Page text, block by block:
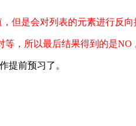
但是会对列表的元素进行反向
等，所以最后结果得到的是NO
提前预习了。